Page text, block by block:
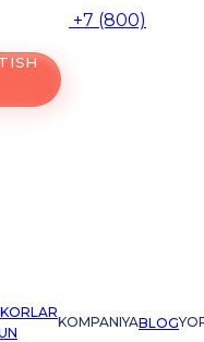
+7 (800)
KOMPANIYABLOG